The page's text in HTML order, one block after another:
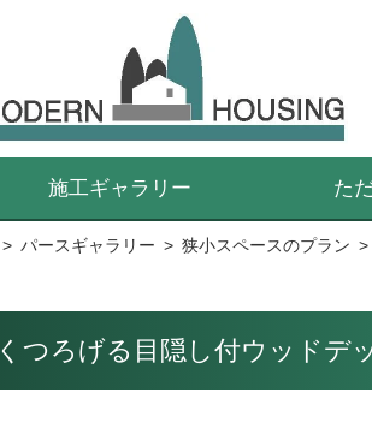
施工ギャラリー た
パースギャラリー 狭小スペースのプラン
くつろげる目隠し付ウッドデ